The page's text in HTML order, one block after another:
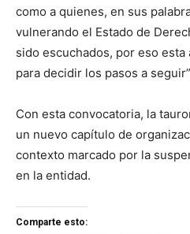
como a quienes, en sus
vulnerando el Estado de
sido escuchados, por eso esta
para decidir los pasos a
Con esta convocatoria, la
un nuevo capítulo de
contexto marcado por la
en la entidad.
Comparte esto: